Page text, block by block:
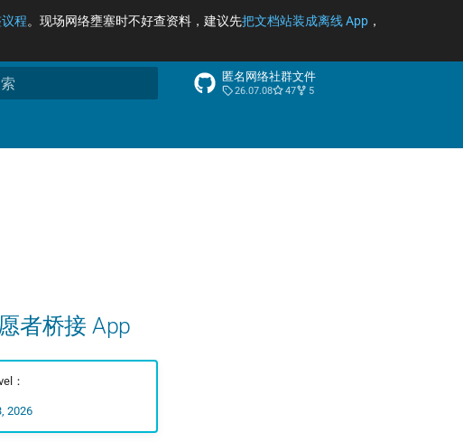
程。现场网络壅塞时不好查资料，建议先把文档站装成离线 App ，
匿名网络社群文件
26.07.08 47 5
者桥接 App
：
2026